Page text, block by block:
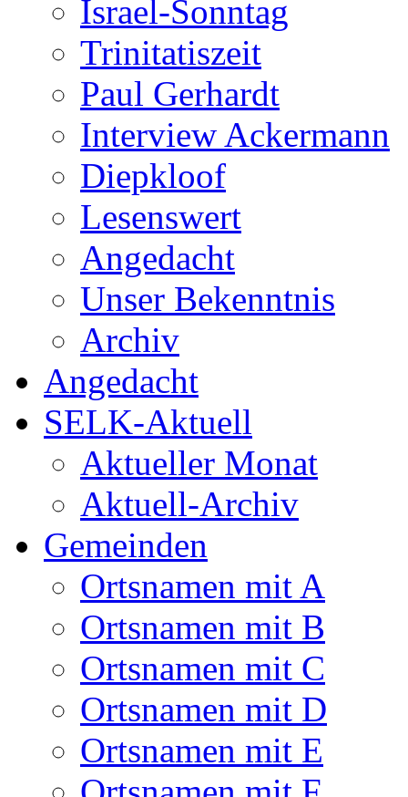
Israel-Sonntag
Trinitatiszeit
Paul Gerhardt
Interview Ackermann
Diepkloof
Lesenswert
Angedacht
Unser Bekenntnis
Archiv
Angedacht
SELK-Aktuell
Aktueller Monat
Aktuell-Archiv
Gemeinden
Ortsnamen mit A
Ortsnamen mit B
Ortsnamen mit C
Ortsnamen mit D
Ortsnamen mit E